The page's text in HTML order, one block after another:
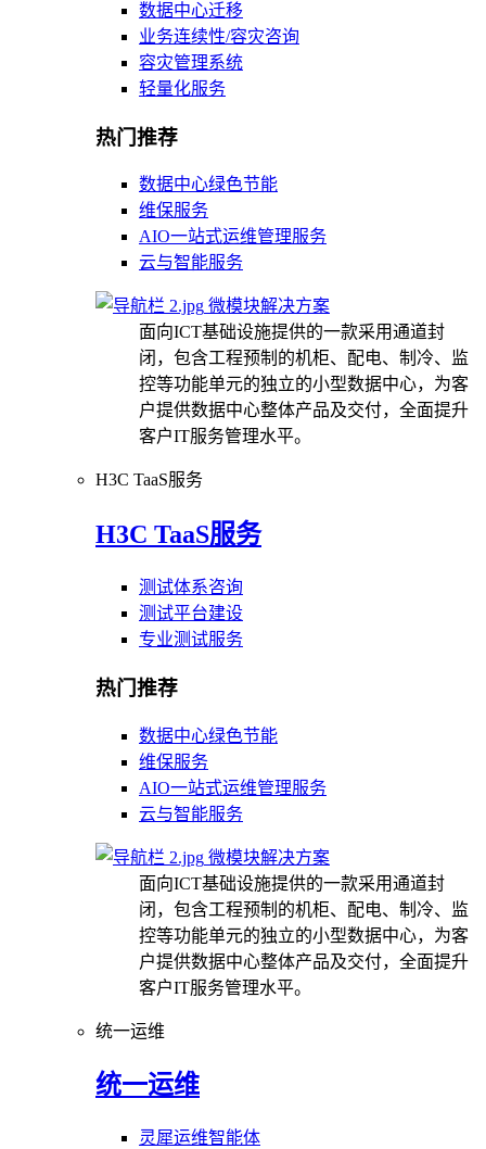
数据中心迁移
业务连续性/容灾咨询
容灾管理系统
轻量化服务
热门推荐
数据中心绿色节能
维保服务
AIO一站式运维管理服务
云与智能服务
微模块解决方案
面向ICT基础设施提供的一款采用通道封
闭，包含工程预制的机柜、配电、制冷、监
控等功能单元的独立的小型数据中心，为客
户提供数据中心整体产品及交付，全面提升
客户IT服务管理水平。
H3C TaaS服务
H3C TaaS服务
测试体系咨询
测试平台建设
专业测试服务
热门推荐
数据中心绿色节能
维保服务
AIO一站式运维管理服务
云与智能服务
微模块解决方案
面向ICT基础设施提供的一款采用通道封
闭，包含工程预制的机柜、配电、制冷、监
控等功能单元的独立的小型数据中心，为客
户提供数据中心整体产品及交付，全面提升
客户IT服务管理水平。
统一运维
统一运维
灵犀运维智能体